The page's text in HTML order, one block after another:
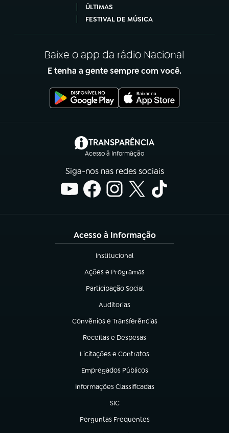
ÚLTIMAS
FESTIVAL DE MÚSICA
Baixe o app da rádio Nacional
E tenha a gente sempre com você.
TRANSPARÊNCIA
Acesso à Informação
(abre em nova aba)
Siga-nos nas redes sociais
Acesso à Informação
Institucional
(abre em nova aba)
Ações e Programas
(abre em nova aba)
Participação Social
(abre em nova aba)
Auditorias
(abre em nova aba)
Convênios e Transferências
(abre em nova aba)
Receitas e Despesas
(abre em nova aba)
Licitações e Contratos
(abre em nova aba)
Empregados Públicos
(abre em nova aba)
Informações Classificadas
(abre em nova aba)
SIC
(abre em nova aba)
Perguntas Frequentes
(abre em nova aba)